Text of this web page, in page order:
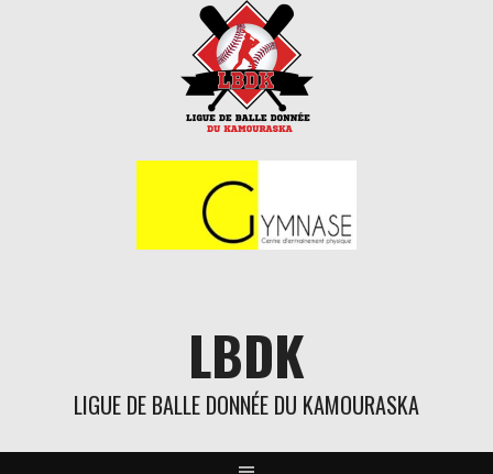
LBDK
LIGUE DE BALLE DONNÉE DU KAMOURASKA